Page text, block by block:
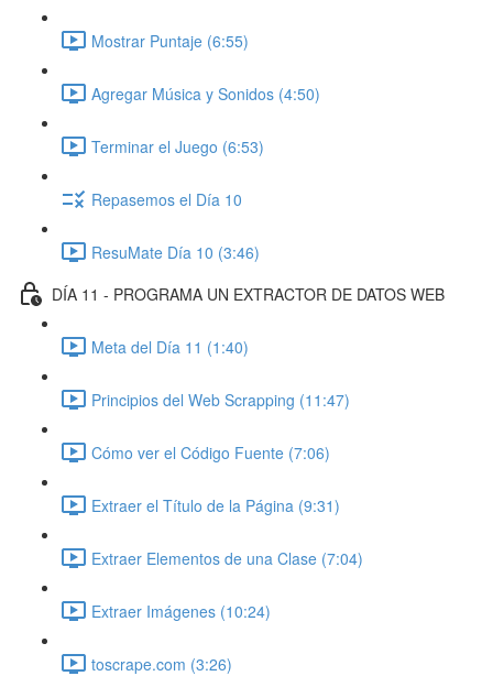
Mostrar Puntaje (6:55)
Agregar Música y Sonidos (4:50)
Terminar el Juego (6:53)
Repasemos el Día 10
ResuMate Día 10 (3:46)
DÍA 11 - PROGRAMA UN EXTRACTOR DE DATOS WEB
Meta del Día 11 (1:40)
Principios del Web Scrapping (11:47)
Cómo ver el Código Fuente (7:06)
Extraer el Título de la Página (9:31)
Extraer Elementos de una Clase (7:04)
Extraer Imágenes (10:24)
toscrape.com (3:26)